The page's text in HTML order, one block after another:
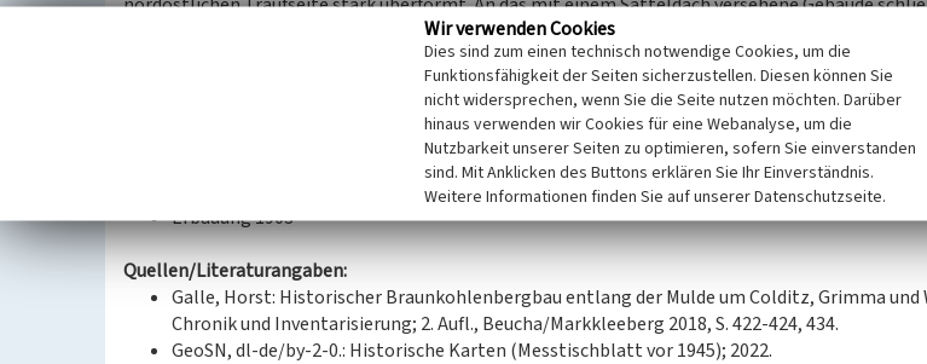
länglicher Gebäudeteil mit Ausrichtung nach Osten an. Dieser folgt wohl der Richtung der
angebrachten Fördermaschine, die den Kohlentransport auf einer schiefen Ebene antrieb. Das
überformte, mit Rauputz über einem Sockel gestaltete Gebäude wird als Wohnhaus genutzt.
(Isabell Schmock-Wieczorek, Landesamt für Denkmalpflege Sachsen, 2023)
Erbauung 1903
Quellen/Literaturangaben:
Galle, Horst: Historischer Braunkohlenbergbau entlang der Mulde um Colditz, Grimma und
Chronik und Inventarisierung; 2. Aufl., Beucha/Markkleeberg 2018, S. 422-424, 434.
GeoSN, dl-de/by-2-0.: Historische Karten (Messtischblatt vor 1945); 2022.
Wir verwenden Cookies
Dies sind zum einen technisch notwendige Cookies, um die
Funktionsfähigkeit der Seiten sicherzustellen. Diesen können Sie
nicht widersprechen, wenn Sie die Seite nutzen möchten. Darüber
hinaus verwenden wir Cookies für eine Webanalyse, um die
Nutzbarkeit unserer Seiten zu optimieren, sofern Sie einverstanden
sind. Mit Anklicken des Buttons erklären Sie Ihr Einverständnis.
Weitere Informationen finden Sie auf unserer Datenschutzseite.